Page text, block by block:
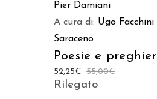
Pier Damiani
A cura di: Ugo Facchini
Saraceno
Poesie e
55,00€
52,25€
Rilegato